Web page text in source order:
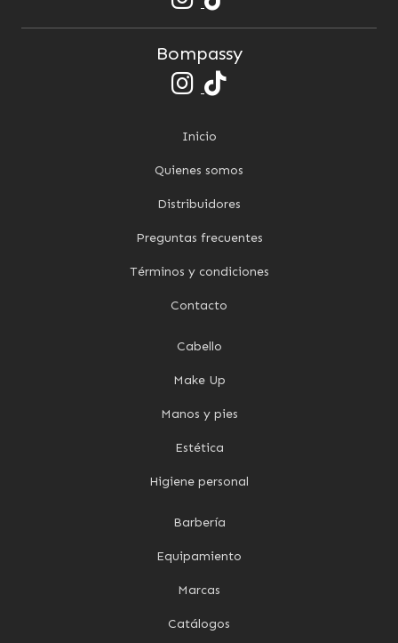
Bompassy
Inicio
Quienes somos
Distribuidores
Preguntas frecuentes
Términos y condiciones
Contacto
Cabello
Make Up
Manos y pies
Estética
Higiene personal
Barbería
Equipamiento
Marcas
Catálogos